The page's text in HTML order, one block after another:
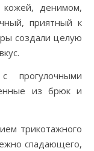
денимом,
приятный к
создали целую
прогулочными
из брюк и
трикотажного
спадающего,